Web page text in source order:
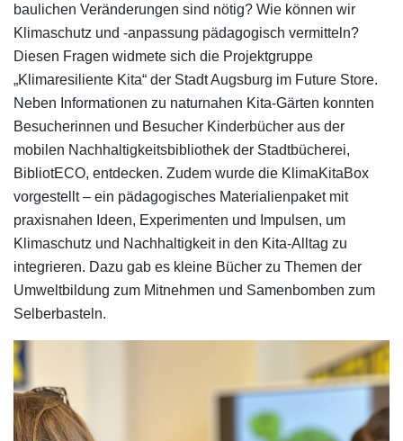
baulichen Veränderungen sind nötig? Wie können wir
Klimaschutz und -anpassung pädagogisch vermitteln?
Diesen Fragen widmete sich die Projektgruppe
„Klimaresiliente Kita“ der Stadt Augsburg im Future Store.
Neben Informationen zu naturnahen Kita-Gärten konnten
Besucherinnen und Besucher Kinderbücher aus der
mobilen Nachhaltigkeitsbibliothek der Stadtbücherei,
BibliotECO, entdecken. Zudem wurde die KlimaKitaBox
vorgestellt – ein pädagogisches Materialienpaket mit
praxisnahen Ideen, Experimenten und Impulsen, um
Klimaschutz und Nachhaltigkeit in den Kita-Alltag zu
integrieren. Dazu gab es kleine Bücher zu Themen der
Umweltbildung zum Mitnehmen und Samenbomben zum
Selberbasteln.